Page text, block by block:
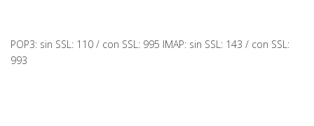
POP3: sin SSL: 110 / con SSL: 995 IMAP: sin SSL: 143 / con SSL:
993